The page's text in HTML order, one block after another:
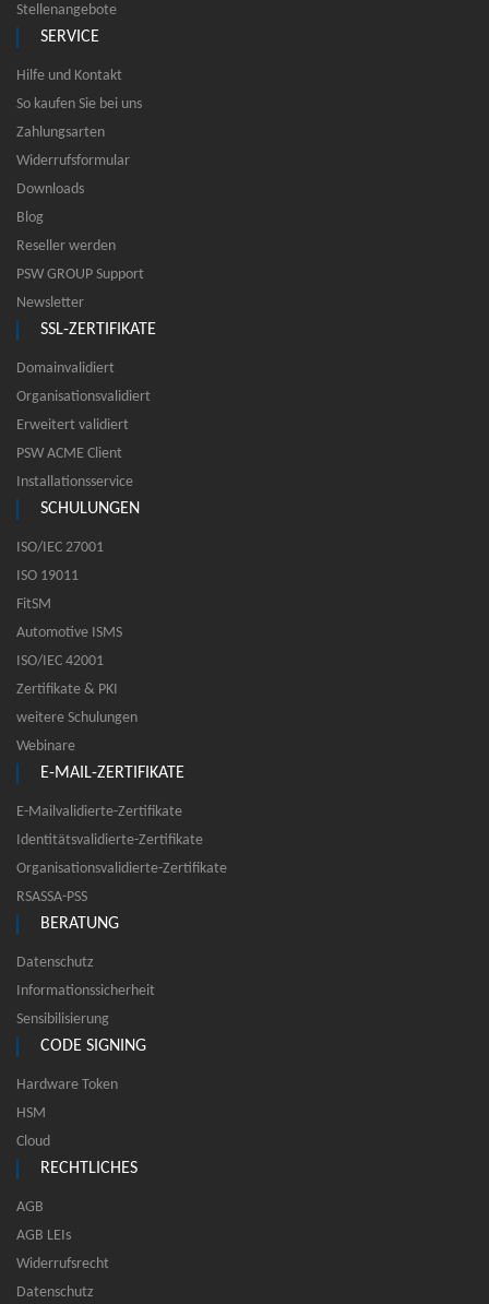
Stellenangebote
SERVICE
Hilfe und Kontakt
So kaufen Sie bei uns
Zahlungsarten
Widerrufsformular
Downloads
Blog
Reseller werden
PSW GROUP Support
Newsletter
SSL-ZERTIFIKATE
Domainvalidiert
Organisationsvalidiert
Erweitert validiert
PSW ACME Client
Installationsservice
SCHULUNGEN
ISO/IEC 27001
ISO 19011
FitSM
Automotive ISMS
ISO/IEC 42001
Zertifikate & PKI
weitere Schulungen
Webinare
E-MAIL-ZERTIFIKATE
E-Mailvalidierte-Zertifikate
Identitätsvalidierte-Zertifikate
Organisationsvalidierte-Zertifikate
RSASSA-PSS
BERATUNG
Datenschutz
Informationssicherheit
Sensibilisierung
CODE SIGNING
Hardware Token
HSM
Cloud
RECHTLICHES
AGB
AGB LEIs
Widerrufsrecht
Datenschutz